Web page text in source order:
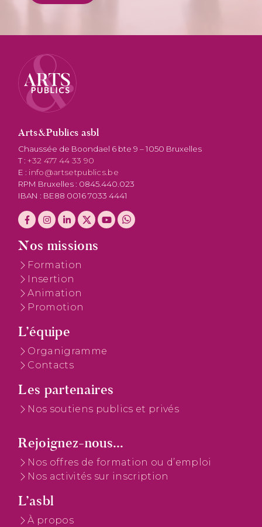
Arts&Publics asbl
Chaussée de Boondael 6 bte 9 – 1050 Bruxelles
T :+32 477 44 33 90
E : info@artsetpublics.be
RPM Bruxelles : 0845.440.023
IBAN : BE88 0016 7033 4441
Nos missions
Formation
Insertion
Animation
Promotion
L’équipe
Organigramme
Contacts
Les partenaires
Nos soutiens publics et privés
Rejoignez-nous...
Nos offres de formation ou d’emploi
Nos activités sur inscription
L’asbl
À propos